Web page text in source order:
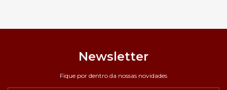
Newsletter
Fique por dentro da nossas novidades